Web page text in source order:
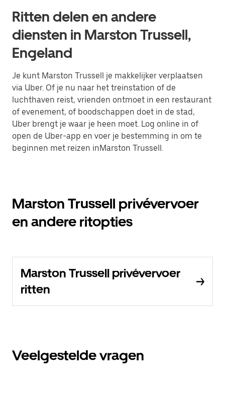
Ritten delen en andere
diensten in Marston Trussell,
Engeland
Je kunt Marston Trussell je makkelijker verplaatsen
via Uber. Of je nu naar het treinstation of de
luchthaven reist, vrienden ontmoet in een restaurant
of evenement, of boodschappen doet in de stad,
Uber brengt je waar je heen moet. Log online in of
open de Uber-app en voer je bestemming in om te
beginnen met reizen inMarston Trussell.
Marston Trussell privévervoer
en andere ritopties
Marston Trussell privévervoer
ritten
Veelgestelde vragen